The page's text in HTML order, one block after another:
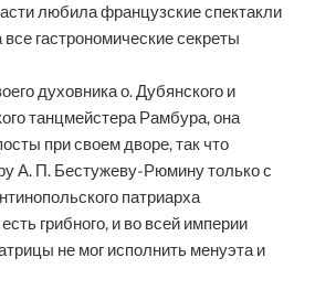
любила французские спектакли
все гастрономические секреты
духовника о. Дубянского и
танцмейстера Рамбура, она
при своем дворе, так что
А. П. Бестужеву-Рюмину только с
патриарха
грибного, и во всей империи
не мог исполнить менуэта и